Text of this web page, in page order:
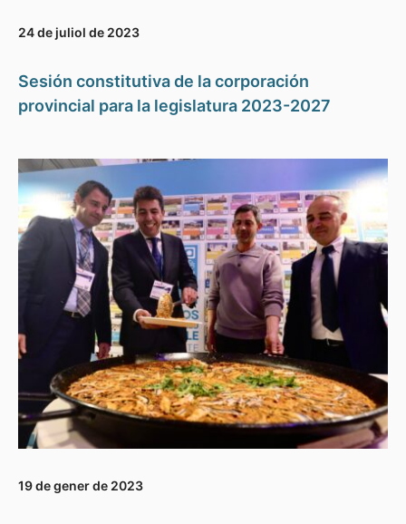
24 de juliol de 2023
Sesión constitutiva de la corporación
provincial para la legislatura 2023-2027
19 de gener de 2023